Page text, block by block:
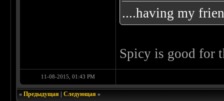
....having my
Spicy is good for
11-08-2015, 01:43 PM
«Предыдущая |Следующая »